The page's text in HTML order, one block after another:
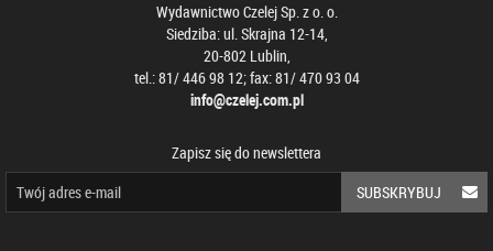
Wydawnictwo Czelej Sp. z o. o.
Siedziba: ul. Skrajna 12-14,
20-802 Lublin,
tel.: 81/ 446 98 12; fax: 81/ 470 93 04
info@czelej.com.pl
Zapisz się do newslettera
SUBSKRYBUJ